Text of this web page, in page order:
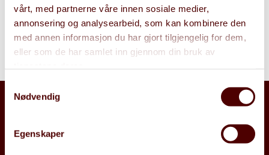
vårt, med partnerne våre innen sosiale medier,
annonsering og analysearbeid, som kan kombinere den
med annen informasjon du har gjort tilgjengelig for dem,
eller som de har samlet inn gjennom din bruk av
Samtykkevalg
Nødvendig
Egenskaper